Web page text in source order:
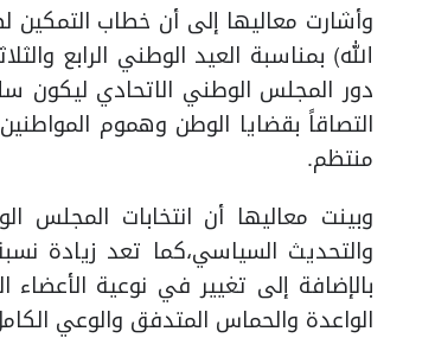
وأشارت معاليها إلى أن خطاب
دور المجلس الوطني الاتحادي ليكون
التصاقاً بقضايا الوطن وهموم
منتظم.
وبينت معاليها أن انتخابات
والتحديث السياسي،كما تعد زيادة نسبة
بالإضافة إلى تغيير في نوعية
الواعدة والحماس المتدفق والوعي